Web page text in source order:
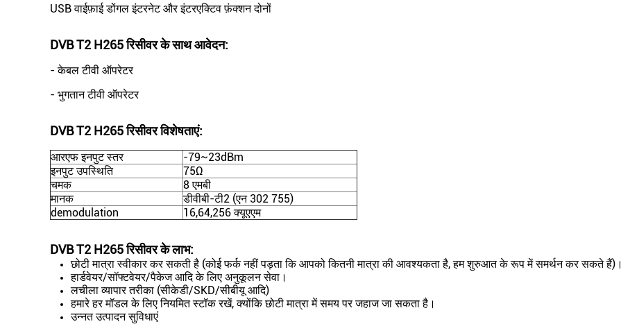
USB वाईफ़ाई डोंगल इंटरनेट और इंटरएक्टिव फ़ंक्शन दोनों
DVB T2 H265 रिसीवर के साथ आवेदन:
- केबल टीवी ऑपरेटर
- भुगतान टीवी ऑपरेटर
DVB T2 H265 रिसीवर विशेषताएं:
आरएफ इनपुट स्तर
-79~23dBm
इनपुट उपस्थिति
75Ω
चमक
8 एमबी
मानक
डीवीबी-टी2 (एन 302 755)
demodulation
16,64,256 क्यूएएम
DVB T2 H265 रिसीवर के लाभ:
छोटी मात्रा स्वीकार कर सकती है (कोई फर्क नहीं पड़ता कि आपको कितनी मात्रा की आवश्यकता है, हम शुरुआत के रूप में समर्थन कर सकते हैं)।
हार्डवेयर/सॉफ्टवेयर/पैकेज आदि के लिए अनुकूलन सेवा।
लचीला व्यापार तरीका (सीकेडी/SKD/सीबीयू आदि)
हमारे हर मॉडल के लिए नियमित स्टॉक रखें, क्योंकि छोटी मात्रा में समय पर जहाज जा सकता है।
उन्नत उत्पादन सुविधाएं